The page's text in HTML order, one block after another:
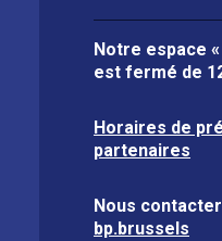
Notre espace
est fermé de
Horaires de
partenaires
Nous
bp.brussels